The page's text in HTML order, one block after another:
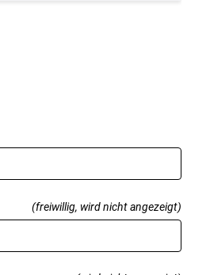
(freiwillig, wird nicht angezeigt)